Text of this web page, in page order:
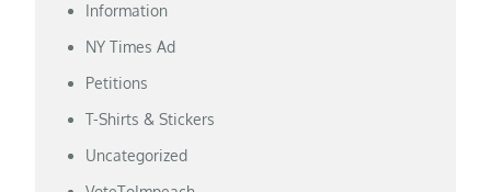
Information
NY Times Ad
Petitions
T-Shirts & Stickers
Uncategorized